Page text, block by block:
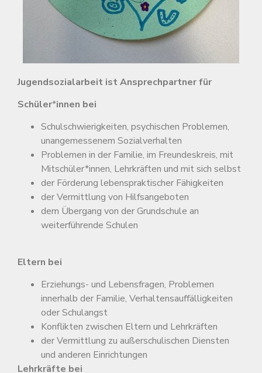
Jugendsozialarbeit ist Ansprechpartner für
Schüler*innen bei
Schulschwierigkeiten, psychischen Problemen,
unangemessenem Sozialverhalten
Problemen in der Familie, im Freundeskreis, mit
Mitschüler*innen, Lehrkräften und mit sich selbst
der Förderung lebenspraktischer Fähigkeiten
der Vermittlung von Hilfsangeboten
dem Übergang von der Grundschule an
weiterführende Schulen
Eltern bei
Erziehungs- und Lebensfragen, Problemen
innerhalb der Familie, Verhaltensauffälligkeiten
oder Schulangst
Konflikten zwischen Eltern und Lehrkräften
der Vermittlung zu außerschulischen Diensten
und anderen Einrichtungen
Lehrkräfte bei